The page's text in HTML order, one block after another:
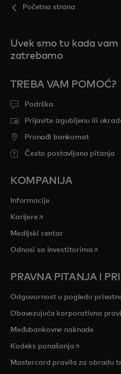
Početna strana
Uvek smo tu kada vam
zatrebamo
TREBA VAM POMOĆ?
Podrška
Prijavite izgubljenu ili
Pronađi bankomat
Često postavljana pitanja
KOMPANIJA
Informacije
Karijereopens in a new tab
Medijski centar
Odnosi sa investitorimaopens
PRAVNA PITANJA I
Odgovornost u pogledu
Obavezujuća korporativna
Međubankovne naknade
Kodeks ponašanjaopens in a
Mastercard pravila za obradu